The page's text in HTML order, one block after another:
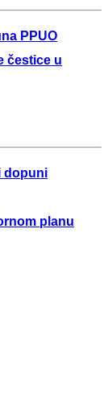
PPUO
čestice u
dopuni
planu